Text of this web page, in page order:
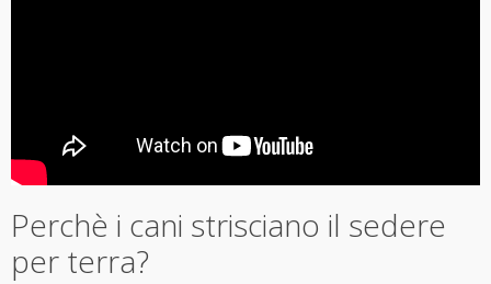
Perchè i cani strisciano il sedere
per terra?